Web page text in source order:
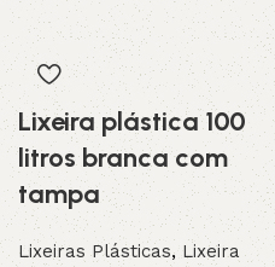
Lixeira plástica 100
litros branca com
tampa
Lixeiras Plásticas, Lixeira